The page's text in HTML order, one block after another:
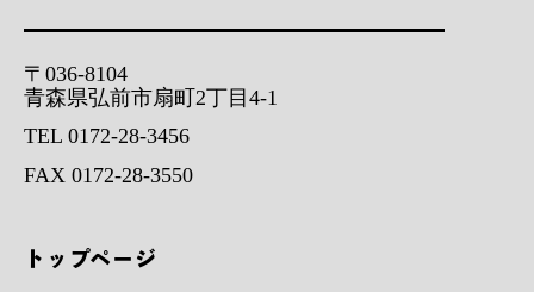
〒036-8104
青森県弘前市扇町2丁目4-1
TEL 0172-28-3456
FAX 0172-28-3550
トップページ